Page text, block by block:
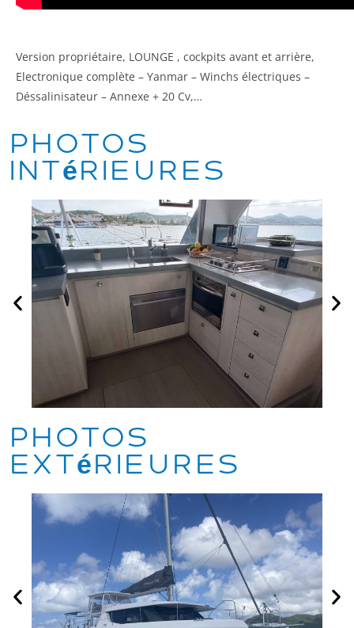
Version propriétaire, LOUNGE , cockpits avant et arrière,
Electronique complète – Yanmar – Winchs électriques –
Déssalinisateur – Annexe + 20 Cv,…
Photos
intérieures
Photos
extérieures